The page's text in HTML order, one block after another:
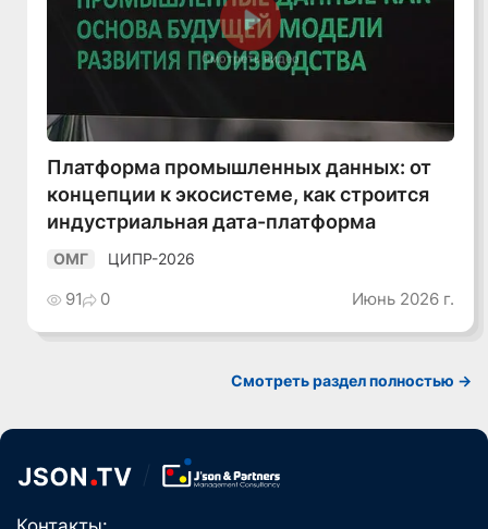
Смотреть видео
Платформа промышленных данных: от
концепции к экосистеме, как строится
индустриальная дата-платформа
ОМГ ЦИПР-2026
91 0 Июнь 2026 г.
Смотреть раздел полностью ->